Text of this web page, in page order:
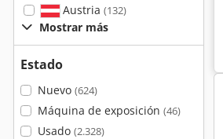
Austria (132)
Mostrar más
Estado
Nuevo (624)
Máquina de exposición (46)
Usado (2.328)
Mori Seiki